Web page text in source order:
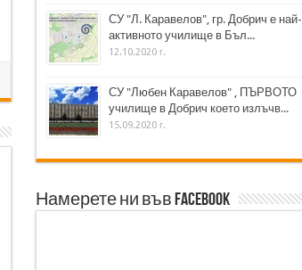
СУ "Л. Каравелов", гр. Добрич е най-
активното училище в Бъл...
12.10.2020 г.
СУ "Любен Каравелов" , ПЪРВОТО
училище в Добрич което излъчв...
15.09.2020 г.
Намерете ни във Facebook